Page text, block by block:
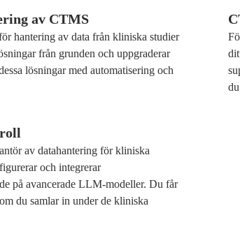
av CTMS
hantering av data från kliniska studier
från grunden och uppgraderar
lösningar med automatisering och
av datahantering för kliniska
och integrerar
på avancerade LLM-modeller. Du får
du samlar in under de kliniska